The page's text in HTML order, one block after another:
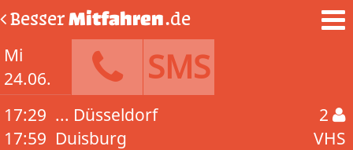
BesserMitfahren.de
Mi
24.06.
SMS
17:29
17:59
... Düsseldorf
Duisburg
2
VHS